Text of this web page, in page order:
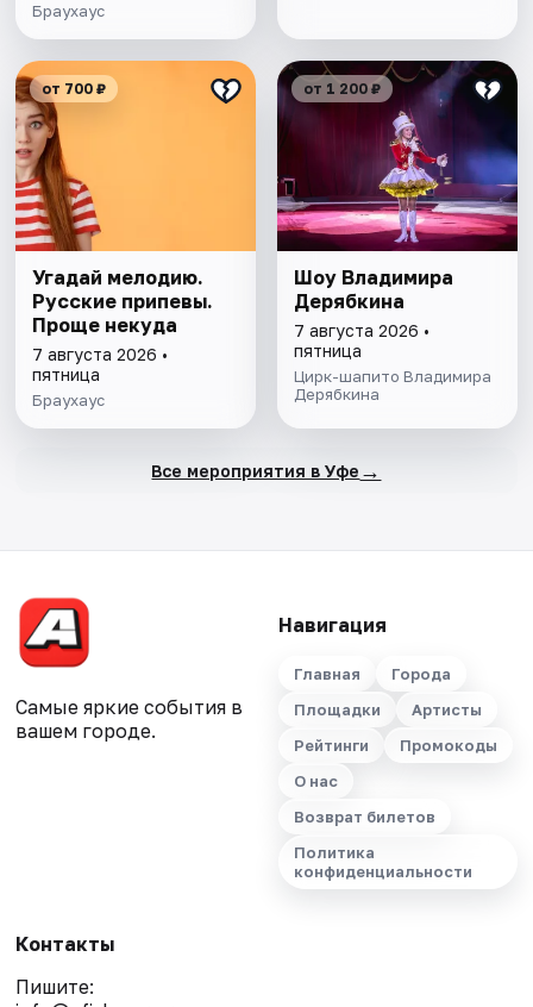
Браухаус
от 700 ₽
Угадай мелодию.
Русские припевы.
Проще некуда
7 августа 2026 •
пятница
Браухаус
от 1 200 ₽
Шоу Владимира
Дерябкина
7 августа 2026 •
пятница
Цирк-шапито Владимира
Дерябкина
Все мероприятия в Уфе →
Самые яркие события в
вашем городе.
Навигация
Главная
Города
Площадки
Артисты
Рейтинги
Промокоды
О нас
Возврат билетов
Политика
конфиденциальности
Контакты
Пишите: